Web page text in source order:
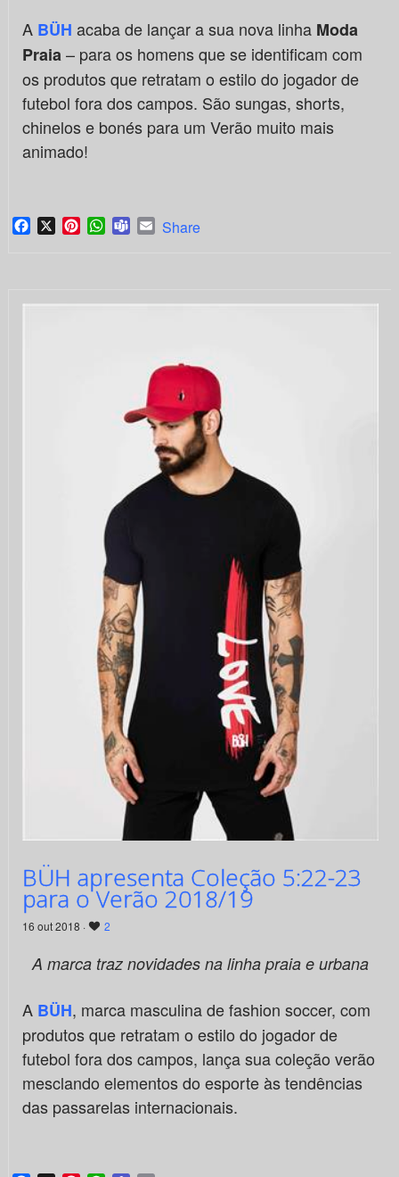
A BÜH acaba de lançar a sua nova linha Moda
Praia– para os homens que se identificam com
os produtos que retratam o estilo do jogador de
futebol fora dos campos. São sungas, shorts,
chinelos e bonés para um Verão muito mais
animado!
Facebook
X PinterestWhatsApp
TeamsEmail
Share
BÜH apresenta Coleção 5:22-23
para o Verão 2018/19
16 out 2018 · 2
A marca traz novidades na linha praia e urbana
A BÜH, marca masculina de fashion soccer, com
produtos que retratam o estilo do jogador de
futebol fora dos campos, lança sua coleção verão
mesclando elementos do esporte às tendências
das passarelas internacionais.